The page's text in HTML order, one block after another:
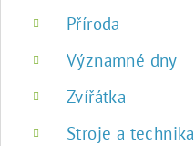
Příroda
Významné dny
Zvířátka
Stroje a technika